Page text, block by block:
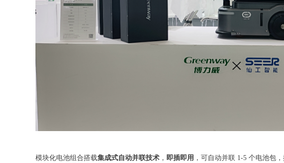
模块化电池组合搭载集成式自动并联技术 ， 即插即用 ，可自动并联 1-5 个电池包